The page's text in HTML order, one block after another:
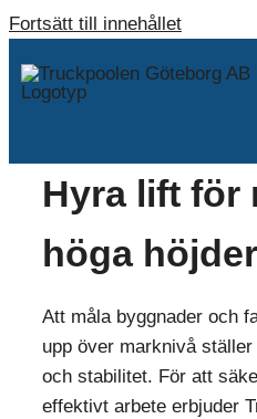
Fortsätt till innehållet
Hyra lift för
höga höjder
Att måla byggnader och
upp över marknivå
och stabilitet. För att
effektivt arbete erbjuder